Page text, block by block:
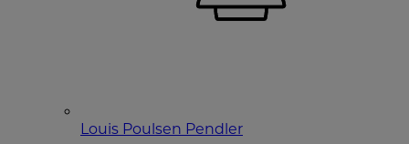
Louis Poulsen Pendler